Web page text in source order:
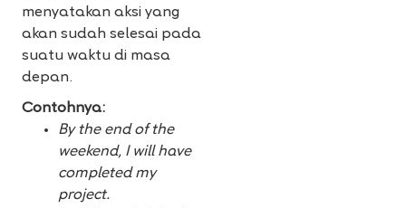
menyatakan aksi yang
akan sudah selesai pada
suatu waktu di masa
depan.
Contohnya:
By the end of the
weekend, I will have
completed my
project.